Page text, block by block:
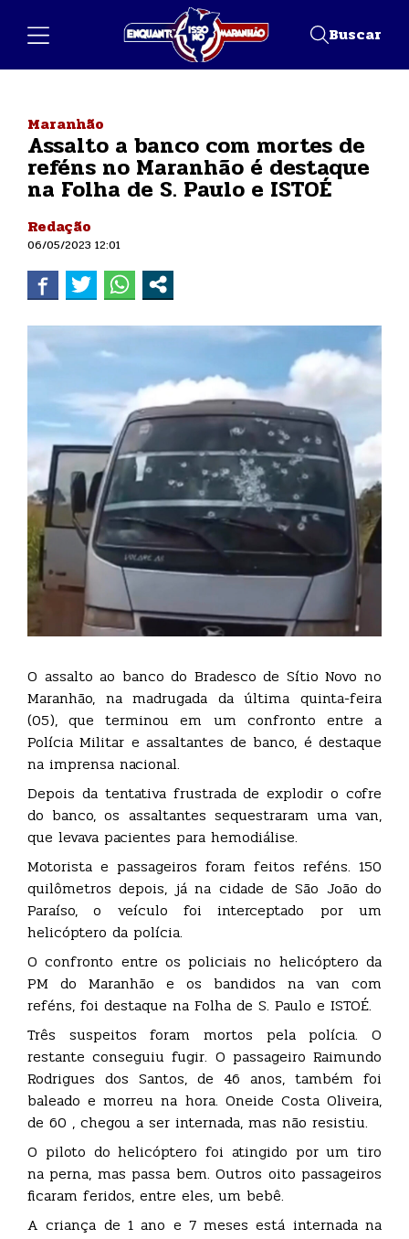
Buscar
Maranhão
Assalto a banco com mortes de
reféns no Maranhão é destaque
na Folha de S. Paulo e ISTOÉ
Redação
06/05/2023 12:01
O assalto ao banco do Bradesco de Sítio Novo no
Maranhão, na madrugada da última quinta-feira
(05), que terminou em um confronto entre a
Polícia Militar e assaltantes de banco, é destaque
na imprensa nacional.
Depois da tentativa frustrada de explodir o cofre
do banco, os assaltantes sequestraram uma van,
que levava pacientes para hemodiálise.
Motorista e passageiros foram feitos reféns. 150
quilômetros depois, já na cidade de São João do
Paraíso, o veículo foi interceptado por um
helicóptero da polícia.
O confronto entre os policiais no helicóptero da
PM do Maranhão e os bandidos na van com
reféns, foi destaque na Folha de S. Paulo e ISTOÉ.
Três suspeitos foram mortos pela polícia. O
restante conseguiu fugir. O passageiro Raimundo
Rodrigues dos Santos, de 46 anos, também foi
baleado e morreu na hora. Oneide Costa Oliveira,
de 60 , chegou a ser internada, mas não resistiu.
O piloto do helicóptero foi atingido por um tiro
na perna, mas passa bem. Outros oito passageiros
ficaram feridos, entre eles, um bebê.
A criança de 1 ano e 7 meses está internada na